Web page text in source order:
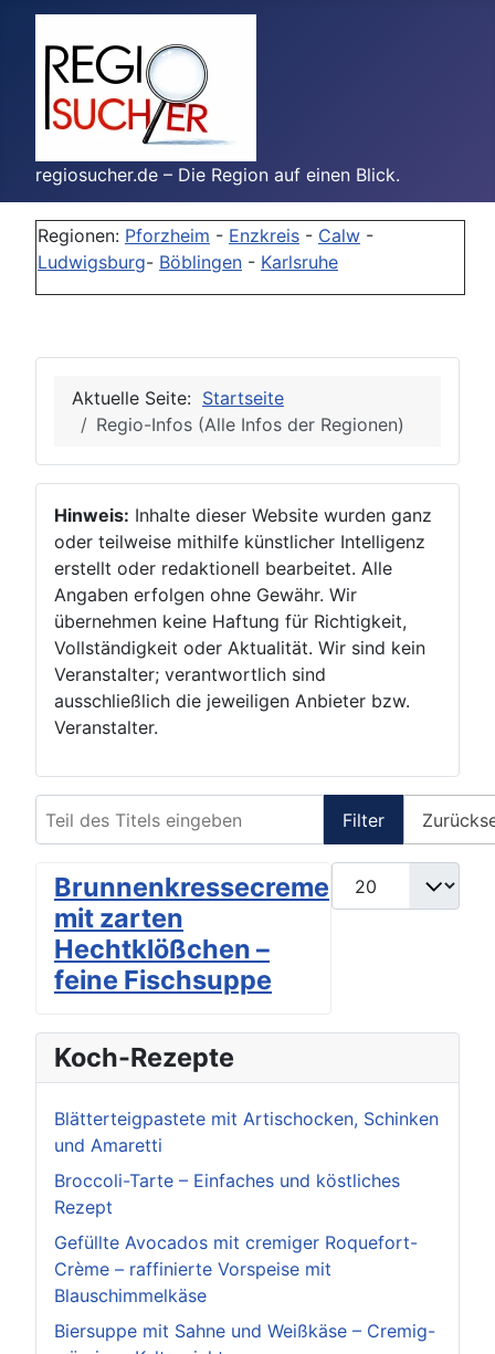
regiosucher.de – Die Region auf einen Blick.
Regionen: Pforzheim - Enzkreis - Calw -
Ludwigsburg- Böblingen - Karlsruhe
Aktuelle Seite: Startseite
Regio-Infos (Alle Infos der Regionen)
Hinweis: Inhalte dieser Website wurden ganz
oder teilweise mithilfe künstlicher Intelligenz
erstellt oder redaktionell bearbeitet. Alle
Angaben erfolgen ohne Gewähr. Wir
übernehmen keine Haftung für Richtigkeit,
Vollständigkeit oder Aktualität. Wir sind kein
Veranstalter; verantwortlich sind
ausschließlich die jeweiligen Anbieter bzw.
Veranstalter.
Filter
Anzeige #
Brunnenkressecreme
mit zarten
Hechtklößchen –
feine Fischsuppe
Koch-Rezepte
Blätterteigpastete mit Artischocken, Schinken
und Amaretti
Broccoli-Tarte – Einfaches und köstliches
Rezept
Gefüllte Avocados mit cremiger Roquefort-
Crème – raffinierte Vorspeise mit
Blauschimmelkäse
Biersuppe mit Sahne und Weißkäse – Cremig-